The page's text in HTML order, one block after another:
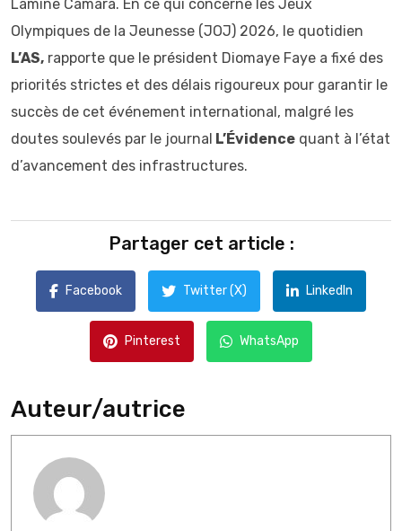
Lamine Camara. En ce qui concerne les Jeux
Olympiques de la Jeunesse (JOJ) 2026, le quotidien
L’AS, rapporte que le président Diomaye Faye a fixé des
priorités strictes et des délais rigoureux pour garantir le
succès de cet événement international, malgré les
doutes soulevés par le journal L’Évidence quant à l’état
d’avancement des infrastructures.
Partager cet article :
Facebook Twitter (X) LinkedIn
Pinterest WhatsApp
Auteur/autrice